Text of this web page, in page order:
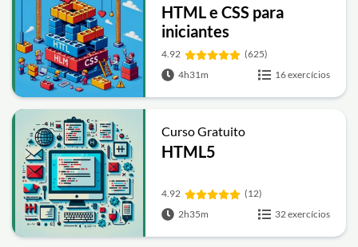
HTML e CSS para
iniciantes
4.92
(625)
4h31m
16 exercícios
Curso Gratuito
HTML5
4.92
(12)
2h35m
32 exercícios